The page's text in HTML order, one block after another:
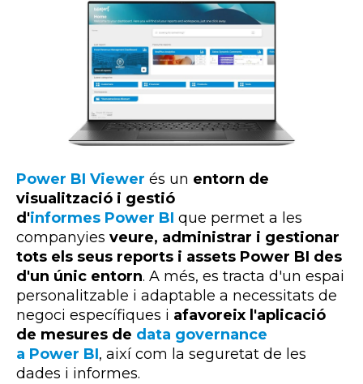
Power BI Viewer és un entorn de
visualització i gestió
d'informes Power BI que permet a les
companyies veure, administrar i gestionar
tots els seus reports i assets Power BI des
d'un únic entorn. A més, es tracta d'un espai
personalitzable i adaptable a necessitats de
negoci específiques i afavoreix l'aplicació
de mesures de data governance
a Power BI, així com la seguretat de les
dades i informes.